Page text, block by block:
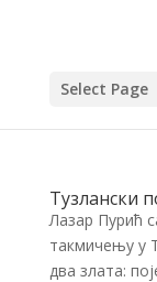
Select Page
Тузлански
Лазар Пурић
такмичењу у
два злата: